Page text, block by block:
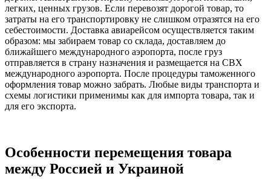
легких, ценных грузов. Если перевозят дорогой товар, то
затраты на его транспортировку не слишком отразятся на его
себестоимости. Доставка авиарейсом осуществляется таким
образом: мы забираем товар со склада, доставляем до
ближайшего международного аэропорта, после груз
отправляется в страну назначения и размещается на СВХ
международного аэропорта. После процедуры таможенного
оформления товар можно забрать. Любые виды транспорта и
схемы логистики применимы как для импорта товара, так и
для его экспорта.
Особенности перемещения товара
между Россией и Украиной